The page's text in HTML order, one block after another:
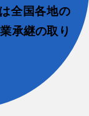
全国各地の
承継の取り